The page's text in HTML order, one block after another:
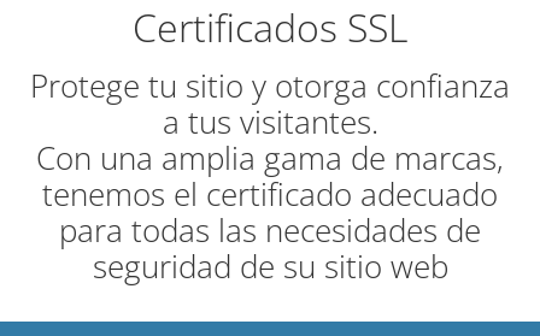
Certificados SSL
Protege tu sitio y otorga confianza
a tus visitantes.
Con una amplia gama de marcas,
tenemos el certificado adecuado
para todas las necesidades de
seguridad de su sitio web